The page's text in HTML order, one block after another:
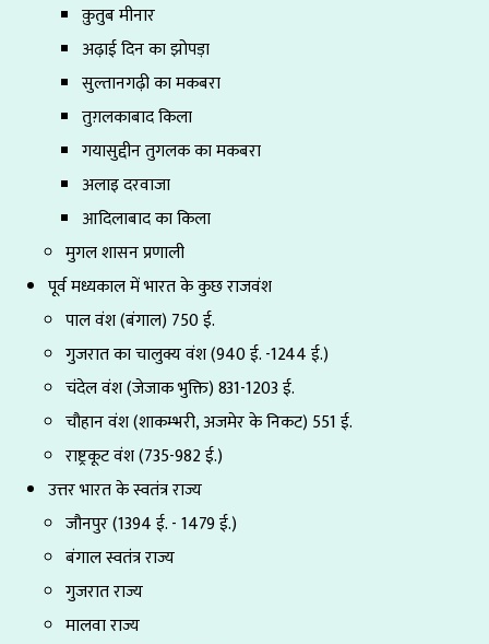
क़ुतुब मीनार
अढ़ाई दिन का झोपड़ा
सुल्तानगढ़ी का मकबरा
तुग़लकाबाद किला
गयासुद्दीन तुगलक का मकबरा
अलाइ दरवाजा
आदिलाबाद का किला
मुगल शासन प्रणाली
पूर्व मध्यकाल में भारत के कुछ राजवंश
पाल वंश (बंगाल) 750 ई.
गुजरात का चालुक्य वंश (940 ई. -1244 ई.)
चंदेल वंश (जेजाक भुक्ति) 831-1203 ई.
चौहान वंश (शाकम्भरी, अजमेर के निकट) 551 ई.
राष्ट्रकूट वंश (735-982 ई.)
उत्तर भारत के स्वतंत्र राज्य
जौनपुर (1394 ई. - 1479 ई.)
बंगाल स्वतंत्र राज्य
गुजरात राज्य
मालवा राज्य